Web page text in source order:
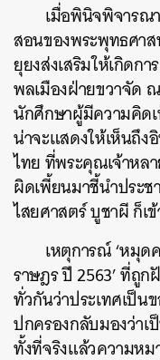
เมื่อพินิจพิจารณ
สอนของพระพุทธศา
ยุยงส่งเสริมให้เกิดก
พลเมืองฝ่ายขวาจัด
นักศึกษาผู้มีความคิด
น่าจะแสดงให้เห็นถึง
ไทย ที่พระคุณเจ้าหล
ผิดเพี้ยนมาชี้นำประช
ไสยศาสตร์ บูชาผี ก็เ
เหตุการณ์ ‘หมุด
ราษฎร ปี 2563’ ที่ถู
ทั่วกันว่าประเทศเป็น
ปกครองกลับมองว่าเ
ทั้งที่จริงแล้วความห